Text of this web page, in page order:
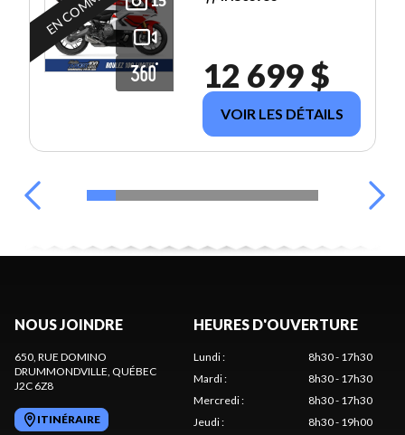
12 699 $
VOIR LES DÉTAILS
NOUS JOINDRE
650, RUE DOMINO
DRUMMONDVILLE , QUÉBEC
J2C 6Z8
ITINÉRAIRE
HEURES D'OUVERTURE
Lundi:
8h30 - 17h30
Mardi:
8h30 - 17h30
Mercredi:
8h30 - 17h30
Jeudi: 8h30 - 19h00